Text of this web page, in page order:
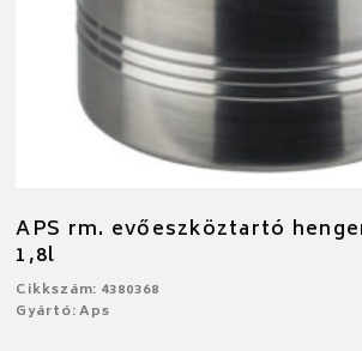
APS rm. evőeszköztartó
1,8l
Cikkszám: 4380368
Gyártó: Aps